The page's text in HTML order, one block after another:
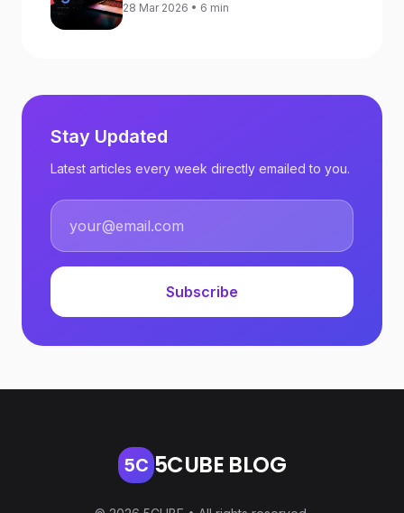
28 Mar 2026 • 6 min
Stay Updated
Latest articles every week directly emailed to you.
Subscribe
5C 5CUBE BLOG